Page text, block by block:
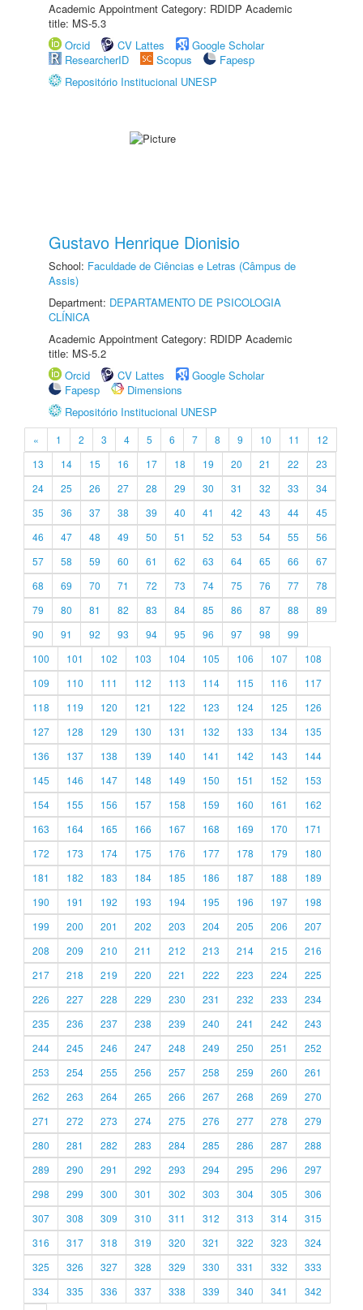
Academic Appointment Category: RDIDP Academic
title: MS-5.3
Orcid
CV Lattes
Google Scholar
ResearcherID
Scopus
Fapesp
Repositório Institucional UNESP
Gustavo Henrique Dionisio
School: Faculdade de Ciências e Letras (Câmpus de
Assis)
Department: DEPARTAMENTO DE PSICOLOGIA
CLÍNICA
Academic Appointment Category: RDIDP Academic
title: MS-5.2
Orcid
CV Lattes
Google Scholar
Fapesp
Dimensions
Repositório Institucional UNESP
« 1 2 3 4 5 6 7 8 9 10 11
12
13
14 15 16 17 18 19 20 21 22
23
24
25 26 27 28 29 30 31 32 33
34
35
36 37 38 39 40 41 42 43 44
45
46
47 48 49 50 51 52 53 54 55
56
57
58 59 60 61 62 63 64 65 66
67
68
69 70 71 72 73 74 75 76 77
78
79
80 81 82 83 84 85 86 87 88
89
90
91 92 93 94 95 96 97 98
99
100
101 102 103 104 105 106 107
108
109
110 111 112 113 114 115 116
117
118
119 120 121 122 123 124 125
126
127
128 129 130 131 132 133 134
135
136
137 138 139 140 141 142 143
144
145
146 147 148 149 150 151 152
153
154
155 156 157 158 159 160 161
162
163
164 165 166 167 168 169 170
171
172
173 174 175 176 177 178 179
180
181
182 183 184 185 186 187 188
189
190
191 192 193 194 195 196 197
198
199
200 201 202 203 204 205 206
207
208
209 210 211 212 213 214 215
216
217
218 219 220 221 222 223 224
225
226
227 228 229 230 231 232 233
234
235
236 237 238 239 240 241 242
243
244
245 246 247 248 249 250 251
252
253
254 255 256 257 258 259 260
261
262
263 264 265 266 267 268 269
270
271
272 273 274 275 276 277 278
279
280
281 282 283 284 285 286 287
288
289
290 291 292 293 294 295 296
297
298
299 300 301 302 303 304 305
306
307
308 309 310 311 312 313 314
315
316
317 318 319 320 321 322 323
324
325
326 327 328 329 330 331 332
333
334
335 336 337 338 339 340 341
342